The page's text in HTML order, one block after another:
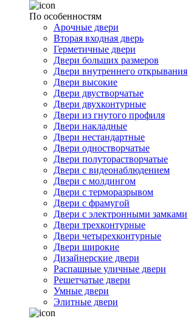
По особенностям
Арочные двери
Вторая входная дверь
Герметичные двери
Двери больших размеров
Двери внутреннего открывания
Двери высокие
Двери двустворчатые
Двери двухконтурные
Двери из гнутого профиля
Двери накладные
Двери нестандартные
Двери одностворчатые
Двери полуторастворчатые
Двери с видеонаблюдением
Двери с молдингом
Двери с терморазрывом
Двери с фрамугой
Двери с электронными замками
Двери трехконтурные
Двери четырехконтурные
Двери широкие
Дизайнерские двери
Распашные уличные двери
Решетчатые двери
Умные двери
Элитные двери